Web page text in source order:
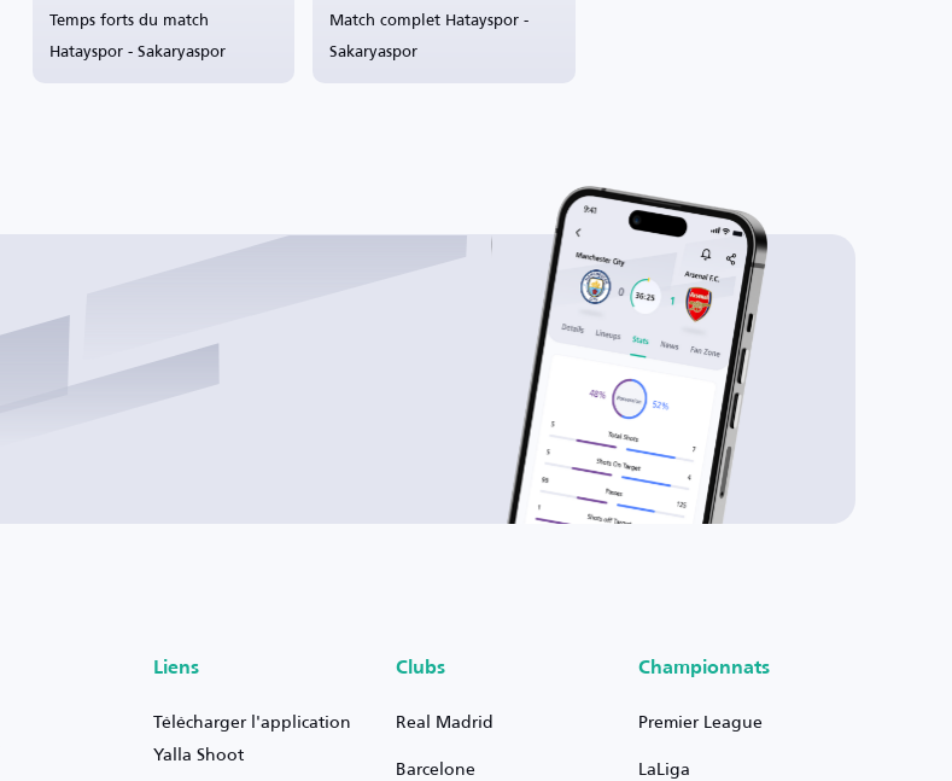
Temps forts du match
Hatayspor - Sakaryaspor
Match complet Hatayspor -
Sakaryaspor
Liens
Télécharger l'application
Yalla Shoot
Clubs
Real Madrid
Barcelone
Championnats
Premier League
LaLiga